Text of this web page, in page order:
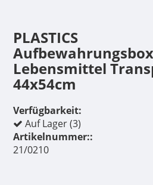
PLASTICS
Lebensmittel
44x54cm
Verfügbarkeit:
Auf Lager (3)
Artikelnummer::
21/0210